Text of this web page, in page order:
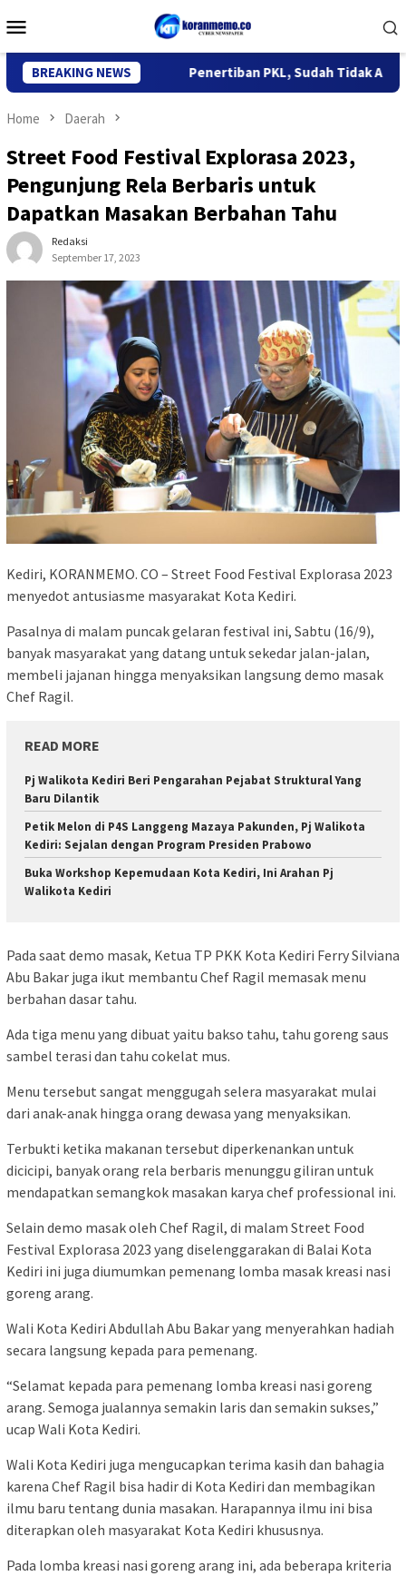
to
Menu
BREAKING NEWSPenertiban PKL, Sudah Tidak Ada yang
Home Daerah
Street Food Festival Explorasa 2023,
Pengunjung Rela Berbaris untuk
Dapatkan Masakan Berbahan Tahu
Redaksi
September 17, 2023
Kediri, KORANMEMO. CO – Street Food Festival Explorasa 2023
menyedot antusiasme masyarakat Kota Kediri.
Pasalnya di malam puncak gelaran festival ini, Sabtu (16/9),
banyak masyarakat yang datang untuk sekedar jalan-jalan,
membeli jajanan hingga menyaksikan langsung demo masak
Chef Ragil.
READ MORE
Pj Walikota Kediri Beri Pengarahan Pejabat Struktural Yang
Baru Dilantik
Petik Melon di P4S Langgeng Mazaya Pakunden, Pj Walikota
Kediri: Sejalan dengan Program Presiden Prabowo
Buka Workshop Kepemudaan Kota Kediri, Ini Arahan Pj
Walikota Kediri
Pada saat demo masak, Ketua TP PKK Kota Kediri Ferry Silviana
Abu Bakar juga ikut membantu Chef Ragil memasak menu
berbahan dasar tahu.
Ada tiga menu yang dibuat yaitu bakso tahu, tahu goreng saus
sambel terasi dan tahu cokelat mus.
Menu tersebut sangat menggugah selera masyarakat mulai
dari anak-anak hingga orang dewasa yang menyaksikan.
Terbukti ketika makanan tersebut diperkenankan untuk
dicicipi, banyak orang rela berbaris menunggu giliran untuk
mendapatkan semangkok masakan karya chef professional ini.
Selain demo masak oleh Chef Ragil, di malam Street Food
Festival Explorasa 2023 yang diselenggarakan di Balai Kota
Kediri ini juga diumumkan pemenang lomba masak kreasi nasi
goreng arang.
Wali Kota Kediri Abdullah Abu Bakar yang menyerahkan hadiah
secara langsung kepada para pemenang.
“Selamat kepada para pemenang lomba kreasi nasi goreng
arang. Semoga jualannya semakin laris dan semakin sukses,”
ucap Wali Kota Kediri.
Wali Kota Kediri juga mengucapkan terima kasih dan bahagia
karena Chef Ragil bisa hadir di Kota Kediri dan membagikan
ilmu baru tentang dunia masakan. Harapannya ilmu ini bisa
diterapkan oleh masyarakat Kota Kediri khususnya.
Pada lomba kreasi nasi goreng arang ini, ada beberapa kriteria